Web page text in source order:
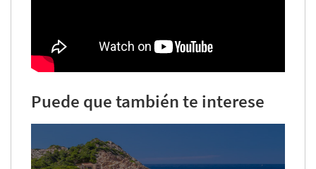
Puede que también te interese